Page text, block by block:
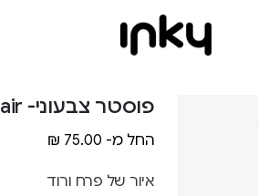
פוסטר צבעוני- Faded Flair
החל מ- ₪ 75.00
איור של פרח ורוד